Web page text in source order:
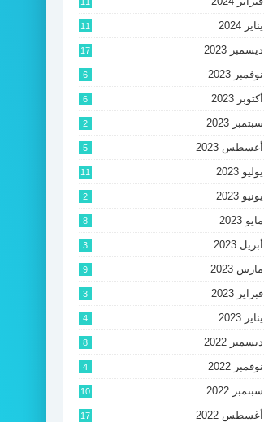
يناير 2024 11
ديسمبر 2023 17
نوفمبر 2023 6
أكتوبر 2023 6
سبتمبر 2023 2
أغسطس 2023 5
يوليو 2023 11
يونيو 2023 2
مايو 2023 8
أبريل 2023 3
مارس 2023 9
فبراير 2023 3
يناير 2023 4
ديسمبر 2022 8
نوفمبر 2022 4
سبتمبر 2022 10
أغسطس 2022 17